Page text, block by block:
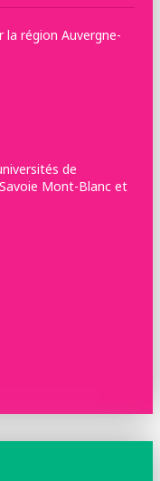
région Auvergne-
de
Mont-Blanc et